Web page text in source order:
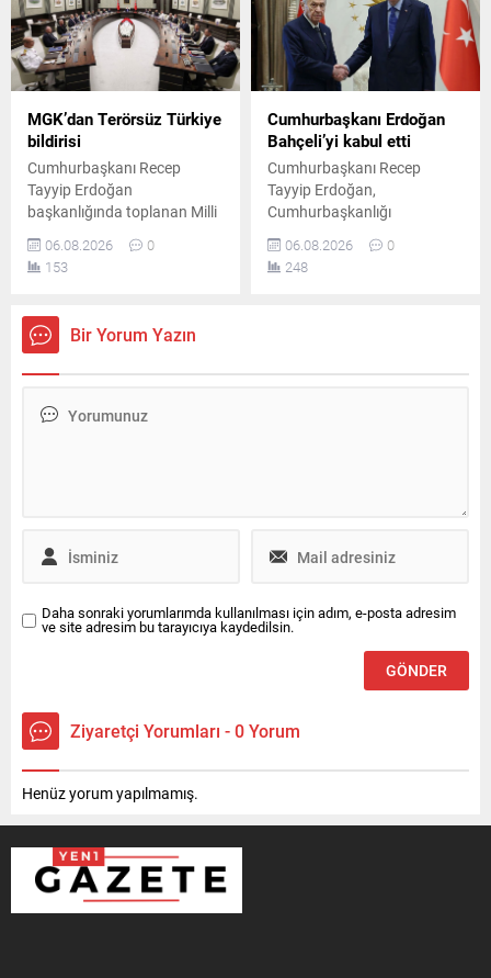
MGK’dan Terörsüz Türkiye
bildirisi
Cumhurbaşkanı Recep
Tayyip Erdoğan
başkanlığında toplanan Milli
Güvenlik Kurulu'nun
ardından yayımlanan
bildiride, "Terörsüz Türkiye"
hedeflerine yönelik
çalışmaların kararlılıkla
06.08.2026
0
153
Cumhurbaşkanı Erdoğan
Bahçeli’yi kabul etti
Cumhurbaşkanı Recep
Tayyip Erdoğan,
Cumhurbaşkanlığı
Külliyesi'nde MHP Genel
Başkanı Devlet Bahçeli ile bir
araya geldi. Yaklaşık 45
06.08.2026
0
248
Bir Yorum Yazın
Daha sonraki yorumlarımda kullanılması için adım, e-posta adresim
ve site adresim bu tarayıcıya kaydedilsin.
Ziyaretçi Yorumları - 0 Yorum
Henüz yorum yapılmamış.